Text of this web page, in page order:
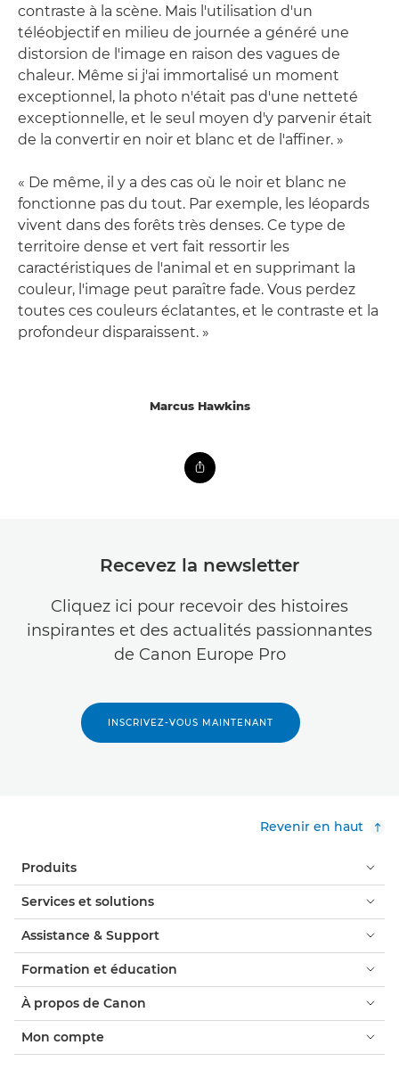
contraste à la scène. Mais l'utilisation d'un
téléobjectif en milieu de journée a généré une
distorsion de l'image en raison des vagues de
chaleur. Même si j'ai immortalisé un moment
exceptionnel, la photo n'était pas d'une netteté
exceptionnelle, et le seul moyen d'y parvenir était
de la convertir en noir et blanc et de l'affiner. »
« De même, il y a des cas où le noir et blanc ne
fonctionne pas du tout. Par exemple, les léopards
vivent dans des forêts très denses. Ce type de
territoire dense et vert fait ressortir les
caractéristiques de l'animal et en supprimant la
couleur, l'image peut paraître fade. Vous perdez
toutes ces couleurs éclatantes, et le contraste et la
profondeur disparaissent. »
Marcus Hawkins
Recevez la newsletter
Cliquez ici pour recevoir des histoires
inspirantes et des actualités passionnantes
de Canon Europe Pro
INSCRIVEZ-VOUS MAINTENANT
Revenir en haut
Produits
Services et solutions
Assistance & Support
Formation et éducation
À propos de Canon
Mon compte